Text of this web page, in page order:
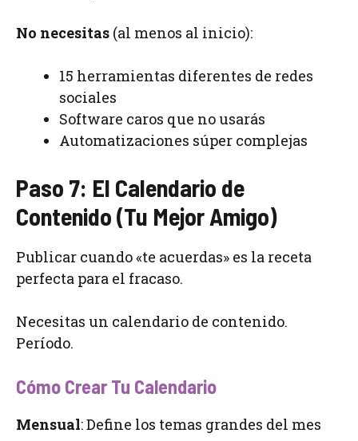
No necesitas (al menos al inicio):
15 herramientas diferentes de redes
sociales
Software caros que no usarás
Automatizaciones súper complejas
Paso 7: El Calendario de
Contenido (Tu Mejor Amigo)
Publicar cuando «te acuerdas» es la receta
perfecta para el fracaso.
Necesitas un calendario de contenido.
Período.
Cómo Crear Tu Calendario
Mensual: Define los temas grandes del mes